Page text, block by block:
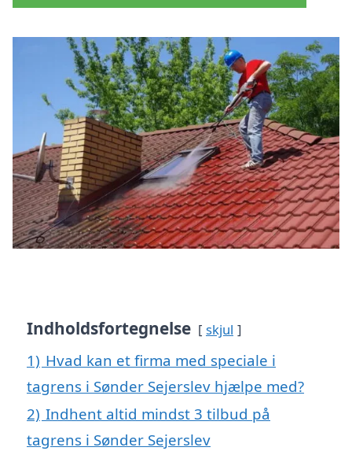
Indholdsfortegnelse skjul
1) Hvad kan et firma med speciale i
tagrens i Sønder Sejerslev hjælpe med?
2) Indhent altid mindst 3 tilbud på
tagrens i Sønder Sejerslev